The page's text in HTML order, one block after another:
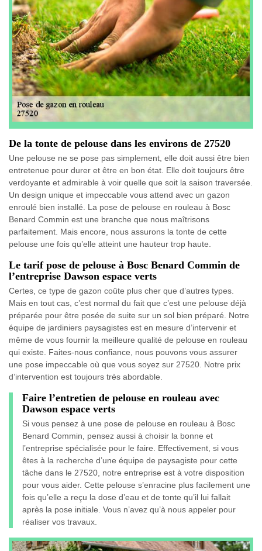
De la tonte de pelouse dans les environs de 27520
Une pelouse ne se pose pas simplement, elle doit aussi être bien
entretenue pour durer et être en bon état. Elle doit toujours être
verdoyante et admirable à voir quelle que soit la saison traversée.
Un design unique et impeccable vous attend avec un gazon
enroulé bien installé. La pose de pelouse en rouleau à Bosc
Benard Commin est une branche que nous maîtrisons
parfaitement. Mais encore, nous assurons la tonte de cette
pelouse une fois qu’elle atteint une hauteur trop haute.
Le tarif pose de pelouse à Bosc Benard Commin de
l’entreprise Dawson espace verts
Certes, ce type de gazon coûte plus cher que d’autres types.
Mais en tout cas, c’est normal du fait que c’est une pelouse déjà
préparée pour être posée de suite sur un sol bien préparé. Notre
équipe de jardiniers paysagistes est en mesure d’intervenir et
même de vous fournir la meilleure qualité de pelouse en rouleau
qui existe. Faites-nous confiance, nous pouvons vous assurer
une pose impeccable où que vous soyez sur 27520. Notre prix
d’intervention est toujours très abordable.
Faire l’entretien de pelouse en rouleau avec
Dawson espace verts
Si vous pensez à une pose de pelouse en rouleau à Bosc
Benard Commin, pensez aussi à choisir la bonne et
l’entreprise spécialisée pour le faire. Effectivement, si vous
êtes à la recherche d’une équipe de paysagiste pour cette
tâche dans le 27520, notre entreprise est à votre disposition
pour vous aider. Cette pelouse s’enracine plus facilement une
fois qu’elle a reçu la dose d’eau et de tonte qu’il lui fallait
après la pose initiale. Vous n’avez qu’à nous appeler pour
réaliser vos travaux.